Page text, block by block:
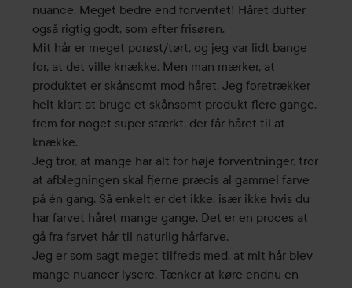
nuance. Meget bedre end forventet! Håret dufter
også rigtig godt, som efter frisøren.
Mit hår er meget porøst/tørt, og jeg var lidt bange
for, at det ville knække. Men man mærker, at
produktet er skånsomt mod håret. Jeg foretrækker
helt klart at bruge et skånsomt produkt flere gange,
frem for noget super stærkt, der får håret til at
knække.
Jeg tror, at mange har alt for høje forventninger, tror
at afblegningen skal fjerne præcis al gammel farve
på én gang. Så enkelt er det ikke, især ikke hvis du
har farvet håret mange gange. Det er en proces at
gå fra farvet hår til naturlig hårfarve.
Jeg er som sagt meget tilfreds med, at mit hår blev
mange nuancer lysere. Tænker at køre endnu en